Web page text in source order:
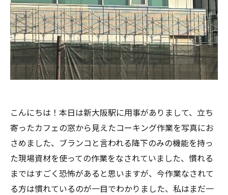
こんにちは！本日は新大阪駅に用事がありまして、立ち
寄ったカフェの窓から見えたコーキング作業を写真にお
さめました、ブランコと言われる降下のみの機能を持っ
た現場資材を使っての作業をなされていました、慣れる
まではすごく恐怖があると思いますが、今作業なされて
る方は慣れているのが一目でわかりました、私はまだ一